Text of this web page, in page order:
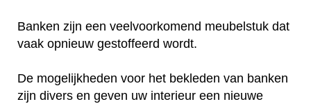
Banken zijn een veelvoorkomend meubelstuk dat
vaak opnieuw gestoffeerd wordt.
De mogelijkheden voor het bekleden van banken
zijn divers en geven uw interieur een nieuwe